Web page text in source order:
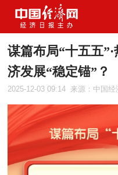
谋篇布局“十五五
济发展“稳定锚”？
2025-12-03 09:14 来源：中国经